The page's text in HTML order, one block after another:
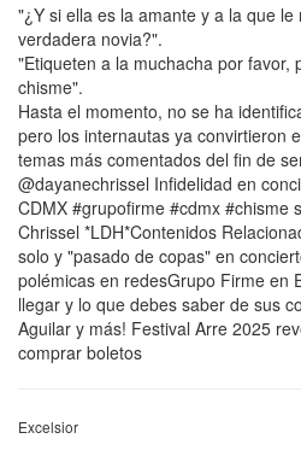
"¿Y si ella es la amante y a la que
verdadera novia?".
"Etiqueten a la muchacha por favor,
chisme".
Hasta el momento, no se ha
pero los internautas ya convirtieron
temas más comentados del fin de
@dayanechrissel Infidelidad en
CDMX #grupofirme #cdmx #chisme
Chrissel *LDH*Contenidos
solo y "pasado de copas" en
polémicas en redesGrupo Firme en
llegar y lo que debes saber de sus
Aguilar y más! Festival Arre 2025
comprar boletos
Excelsior